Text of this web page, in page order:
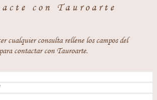
con Tauroarte
cualquier consulta rellene los campos del
contactar con Tauroarte.